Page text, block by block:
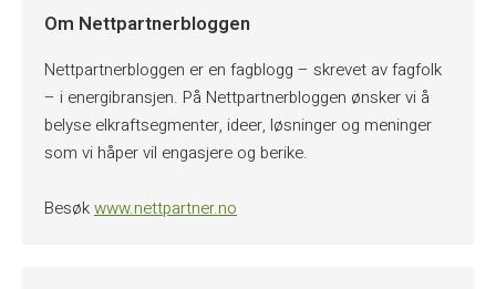
Om Nettpartnerbloggen
Nettpartnerbloggen er en fagblogg – skrevet av fagfolk
– i energibransjen. På Nettpartnerbloggen ønsker vi å
belyse elkraftsegmenter, ideer, løsninger og meninger
som vi håper vil engasjere og berike.
Besøkwww.nettpartner.no